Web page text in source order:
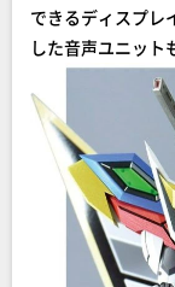
できるディスプレ
した音声ユニット